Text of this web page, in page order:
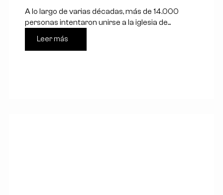
A lo largo de varias décadas, más de 14.000
personas intentaron unirse a la iglesia de...
Leer más